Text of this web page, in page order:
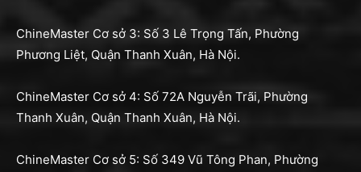
ChineMaster Cơ sở 3: Số 3 Lê Trọng Tấn, Phường
Phương Liệt, Quận Thanh Xuân, Hà Nội.
ChineMaster Cơ sở 4: Số 72A Nguyễn Trãi, Phường
Thanh Xuân, Quận Thanh Xuân, Hà Nội.
ChineMaster Cơ sở 5: Số 349 Vũ Tông Phan, Phường